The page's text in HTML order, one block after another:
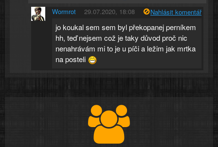
Wormrot 29.07.2020, 18:08 Nahlásit komentář
jo koukal sem sem byl překopanej perníkem
hh, teď nejsem což je taky důvod proč nic
nenahrávám mi to je u píči a ležim jak mrtka
na posteli